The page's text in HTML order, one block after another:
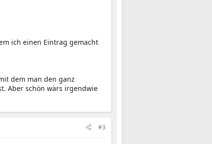
ich einen Eintrag gemacht
dem man den ganz
Aber schön wärs irgendwie
#3